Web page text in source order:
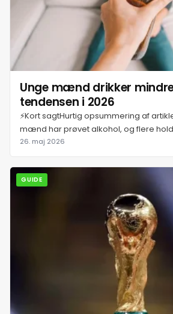
17. juli 2026
18. juli 2026
19. juli 2026
20. juli 2026
21. juli 2026
22. juli 2026
Unge mænd drikker
tendensen i 2026
⚡Kort sagtHurtig opsummering af
mænd har prøvet alkohol, og flere
26. maj 2026
GUIDE